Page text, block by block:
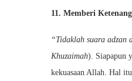
11. Memberi
“Tidaklah suara adzan
Khuzaimah). Siapapun
kekuasaan Allah. Hal